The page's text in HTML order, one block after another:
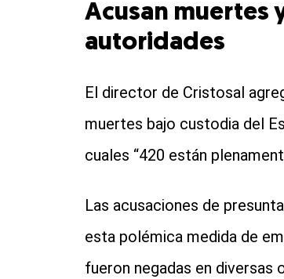
Acusan muertes
autoridades
El director de Cristosal
muertes bajo custodia del
cuales “420 están
Las acusaciones de
esta polémica medida de
fueron negadas en diversas